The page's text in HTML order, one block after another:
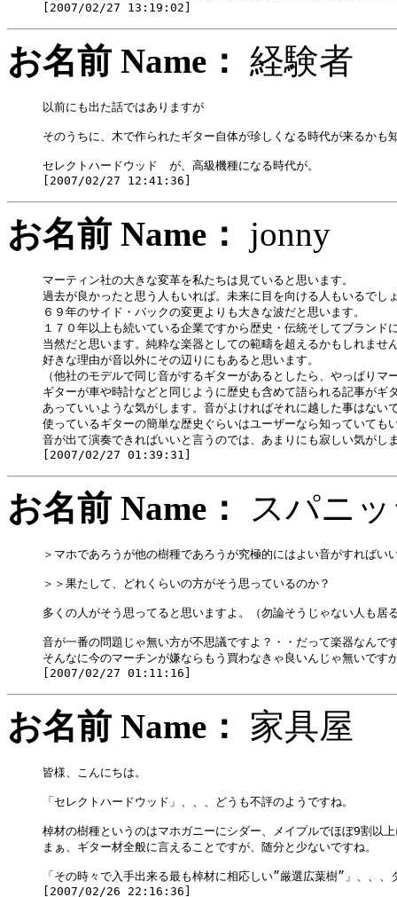
お名前 Name： 経験
以前にも出た話ではありますが
そのうちに、木で作られたギター自体が珍しくなる時代が来るかも
セレクトハードウッド　が、高級機種になる時代が。
お名前 Name：
マーティン社の大きな変革を私たちは見ていると思います。
過去が良かったと思う人もいれば。未来に目を向ける人もいるでし
６９年のサイド・バックの変更よりも大きな波だと思います。
１７０年以上も続いている企業ですから歴史・伝統そしてブランド
当然だと思います。純粋な楽器としての範疇を超えるかもしれませ
好きな理由が音以外にその辺りにもあると思います。
（他社のモデルで同じ音がするギターがあるとしたら、やっぱりマ
ギターが車や時計などと同じように歴史も含めて語られる記事がギ
あっていいような気がします。音がよければそれに越した事はない
使っているギターの簡単な歴史ぐらいはユーザーなら知っていても
音が出て演奏できればいいと言うのでは、あまりにも寂しい気がし
お名前 Name： スパニ
＞マホであろうが他の樹種であろうが究極的にはよい音がすればい
＞＞果たして、どれくらいの方がそう思っているのか？
多くの人がそう思ってると思いますよ。（勿論そうじゃない人も居
音が一番の問題じゃ無い方が不思議ですよ？・・だって楽器なんで
そんなに今のマーチンが嫌ならもう買わなきゃ良いんじゃ無いです
お名前 Name： 家具
皆様、こんにちは。
「セレクトハードウッド」、、、どうも不評のようですね。
棹材の樹種というのはマホガニーにシダー、メイプルでほぼ9割以
まぁ、ギター材全般に言えることですが、随分と少ないですね。
「その時々で入手出来る最も棹材に相応しい”厳選広葉樹”」、、、